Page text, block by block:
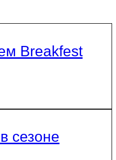
Breakfest
сезоне